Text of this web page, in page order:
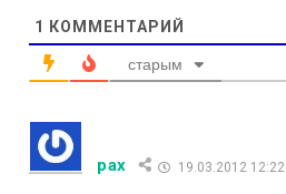
1 КОММЕНТАРИЙ
старым
pax 19.03.2012 12:22